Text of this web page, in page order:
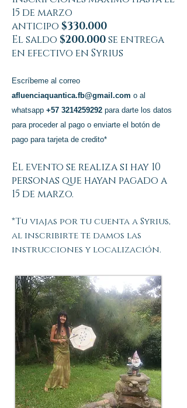
15 de marzo
anticipo $330.000
El saldo $200.000se entrega
en efectivo en Syrius
Escríbeme al correo
afluenciaquantica.fb@gmail.com o al
whatsapp +57 3214259292 para darte los datos
para proceder al pago o enviarte el botón de
pago para tarjeta de credito*
El evento se realiza si hay 10
personas que hayan pagado a
15 de marzo.
*Tu viajas por tu cuenta a Syrius,
al inscribirte te damos las
instrucciones y localización.